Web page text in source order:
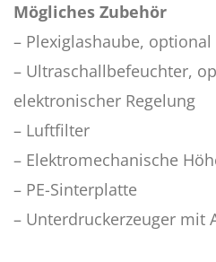
Mögliches Zubehör
– Plexiglashaube,
– Ultraschallbefeuchter,
elektronischer Regelung
– Luftfilter
– Elektromechanische
– PE-Sinterplatte
– Unterdruckerzeuger mit